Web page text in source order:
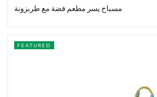
مسباح يسر مطعم فضة مع طربزونة
FEATURED